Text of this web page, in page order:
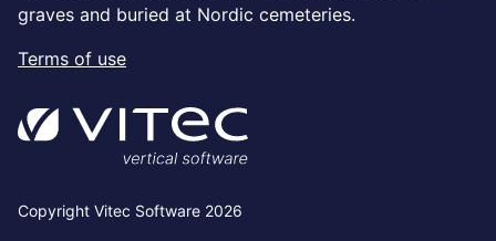
graves and buried at Nordic cemeteries.
Terms of use
Copyright Vitec Software 2026